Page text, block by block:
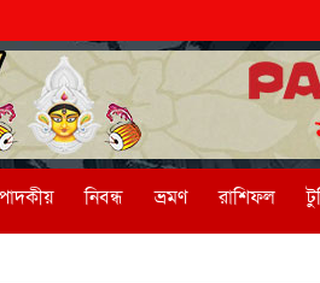
নিবন্ধ ভ্রমণ রাশিফল